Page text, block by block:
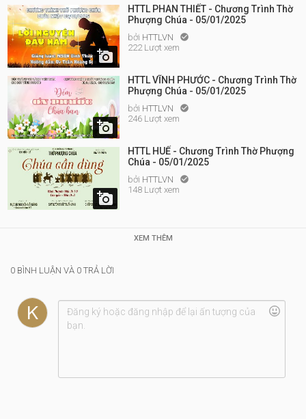

HTTL PHAN THIẾT - Chương Trình Thờ
Phượng Chúa - 05/01/2025
bởi HTTLVN 
222 Lượt xem

HTTL VĨNH PHƯỚC - Chương Trình Thờ
Phượng Chúa - 05/01/2025
bởi HTTLVN 
246 Lượt xem

HTTL HUẾ - Chương Trình Thờ Phượng
Chúa - 05/01/2025
bởi HTTLVN 
148 Lượt xem
XEM THÊM
0 BÌNH LUẬN VÀ 0 TRẢ LỜI